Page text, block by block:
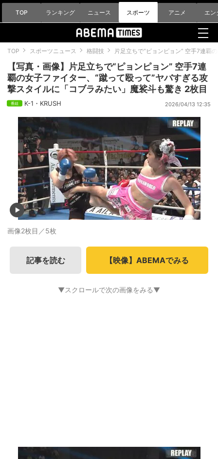
TOP ランキング ニュース スポーツ アニメ エン
TOP スポーツニュース 格闘技 片足立ちで“ピョンピョン” 空手7連覇
【写真・画像】片足立ちで“ピョンピョン” 空手7連
覇の女子ファイター、“蹴って殴って”ヤバすぎる攻
撃スタイルに「コブラみたい」魔裟斗も驚き 2枚目
K-1・KRUSH 2026/04/13 12:35
画像2枚目／5枚
記事を読む 【映像】ABEMAでみる
▼スクロールで次の画像をみる▼